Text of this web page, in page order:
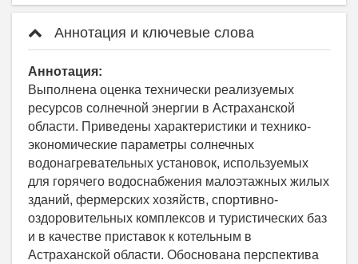
Аннотация и ключевые слова
Аннотация:
Выполнена оценка технически реализуемых
ресурсов солнечной энергии в Астраханской
области. Приведены характеристики и технико-
экономические параметры солнечных
водонагревательных установок, используемых
для горячего водоснабжения малоэтажных жилых
зданий, фермерских хозяйств, спортивно-
оздоровительных комплексов и туристических баз
и в качестве приставок к котельным в
Астраханской области. Обоснована перспектива